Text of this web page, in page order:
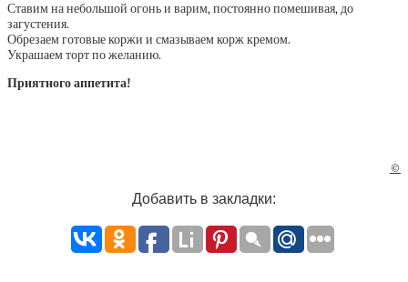
Ставим на небольшой огонь и варим, постоянно помешивая, до
загустения.
Обрезаем готовые коржи и смазываем корж кремом.
Украшаем торт по желанию.
Приятного аппетита!
©
Добавить в закладки: